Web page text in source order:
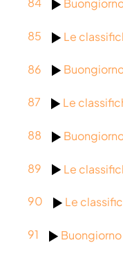
85
86
87
88
89
90
91